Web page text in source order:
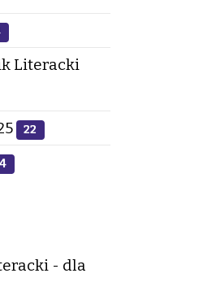
Literacki
22
- dla